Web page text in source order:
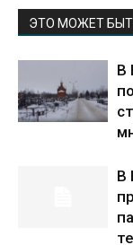
ЭТО МОЖЕТ
В
В